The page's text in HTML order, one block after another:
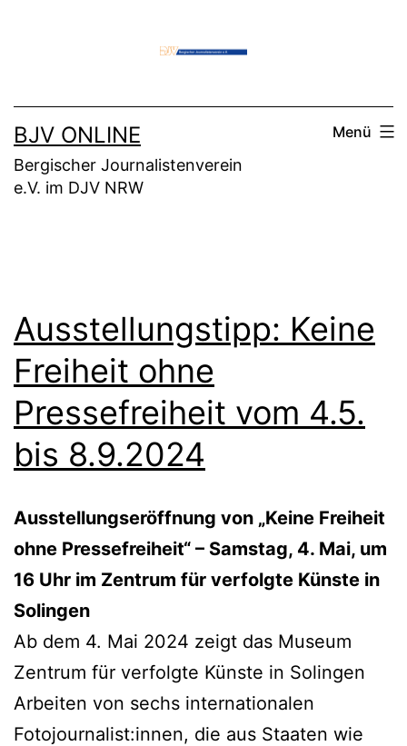
BJV ONLINE
Bergischer Journalistenverein
e.V. im DJV NRW
Menü
Ausstellungstipp: Keine
Freiheit ohne
Pressefreiheit vom 4.5.
bis 8.9.2024
Ausstellungseröffnung von „Keine Freiheit
ohne Pressefreiheit“ – Samstag, 4. Mai, um
16 Uhr im Zentrum für verfolgte Künste in
Solingen
Ab dem 4. Mai 2024 zeigt das Museum
Zentrum für verfolgte Künste in Solingen
Arbeiten von sechs internationalen
Fotojournalist:innen, die aus Staaten wie